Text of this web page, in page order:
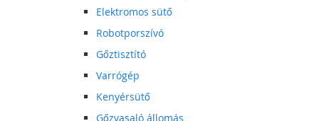
Elektromos sütő
Robotporszívó
Gőztisztító
Varrógép
Kenyérsütő
Gőzvasaló állomás